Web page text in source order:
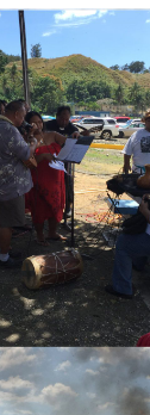
[ 9 octubre, 2025 ]
[ 27 septiembre, 2025 ]
[ 3 agosto, 2025 ]
[ 15 marzo, 2026 ]